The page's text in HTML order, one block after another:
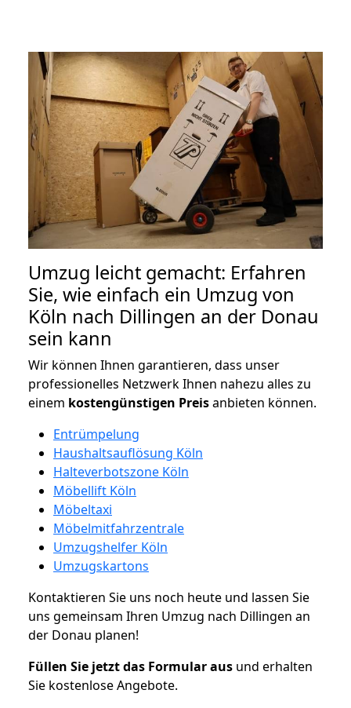
Umzug leicht gemacht: Erfahren
Sie, wie einfach ein Umzug von
Köln nach Dillingen an der Donau
sein kann
Wir können Ihnen garantieren, dass unser
professionelles Netzwerk Ihnen nahezu alles zu
einem kostengünstigen Preisanbieten können.
Entrümpelung
Haushaltsauflösung Köln
Halteverbotszone Köln
Möbellift Köln
Möbeltaxi
Möbelmitfahrzentrale
Umzugshelfer Köln
Umzugskartons
Kontaktieren Sie uns noch heute und lassen Sie
uns gemeinsam Ihren Umzug nach Dillingen an
der Donau planen!
Füllen Sie jetzt das Formular aus und erhalten
Sie kostenlose Angebote.